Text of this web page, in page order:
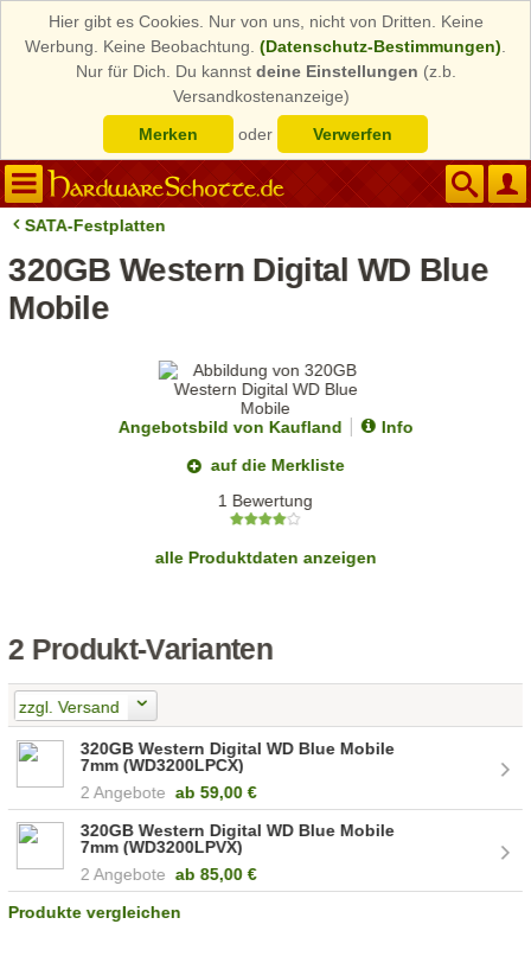
Hier gibt es Cookies. Nur von uns, nicht von Dritten. Keine
Werbung. Keine Beobachtung. (Datenschutz-Bestimmungen)
Nur für Dich. Du kannst deine Einstellungen (z.b.
Versandkostenanzeige)
Merken
oder Verwerfen
SATA-Festplatten
320GB Western Digital WD Blue
Mobile
Angebotsbild von Kaufland
Info
auf die Merkliste
1 Bewertung
alle Produktdaten anzeigen
2 Produkt-Varianten
zzgl. Versand
320GB Western Digital WD Blue Mobile
7mm (WD3200LPCX)
2 Angebote ab 59,00 €
320GB Western Digital WD Blue Mobile
7mm (WD3200LPVX)
2 Angebote ab 85,00 €
Produkte vergleichen